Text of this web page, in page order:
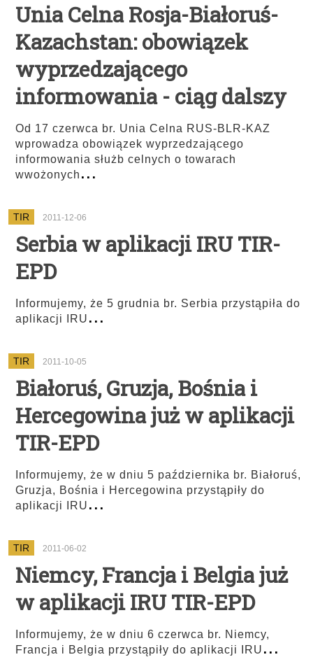
Unia Celna Rosja-Białoruś-
Kazachstan: obowiązek
wyprzedzającego
informowania - ciąg dalszy
Od 17 czerwca br. Unia Celna RUS-BLR-KAZ
wprowadza obowiązek wyprzedzającego
informowania służb celnych o towarach
wwożonych...
TIR 2011-12-06
Serbia w aplikacji IRU TIR-
EPD
Informujemy, że 5 grudnia br. Serbia przystąpiła do
aplikacji IRU ...
TIR 2011-10-05
Białoruś, Gruzja, Bośnia i
Hercegowina już w aplikacji
TIR-EPD
Informujemy, że w dniu 5 października br. Białoruś,
Gruzja, Bośnia i Hercegowina przystąpiły do
aplikacji IRU...
TIR 2011-06-02
Niemcy, Francja i Belgia już
w aplikacji IRU TIR-EPD
Informujemy, że w dniu 6 czerwca br. Niemcy,
Francja i Belgia przystąpiły do aplikacji IRU...